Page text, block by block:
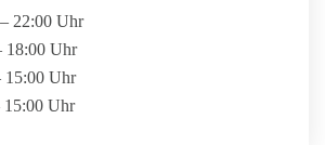
22:00 Uhr
18:00 Uhr
15:00 Uhr
15:00 Uhr